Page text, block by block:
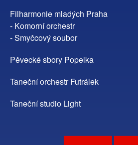
Filharmonie mladých Praha
- Komorní orchestr
- Smyčcový soubor
Pěvecké sbory Popelka
Taneční orchestr Futrálek
Taneční studio Light